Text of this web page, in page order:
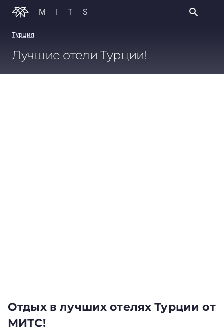
MITS
Турция
Лучшие отели Турции!
Отдых в лучших отелях Турции от
МИТС!